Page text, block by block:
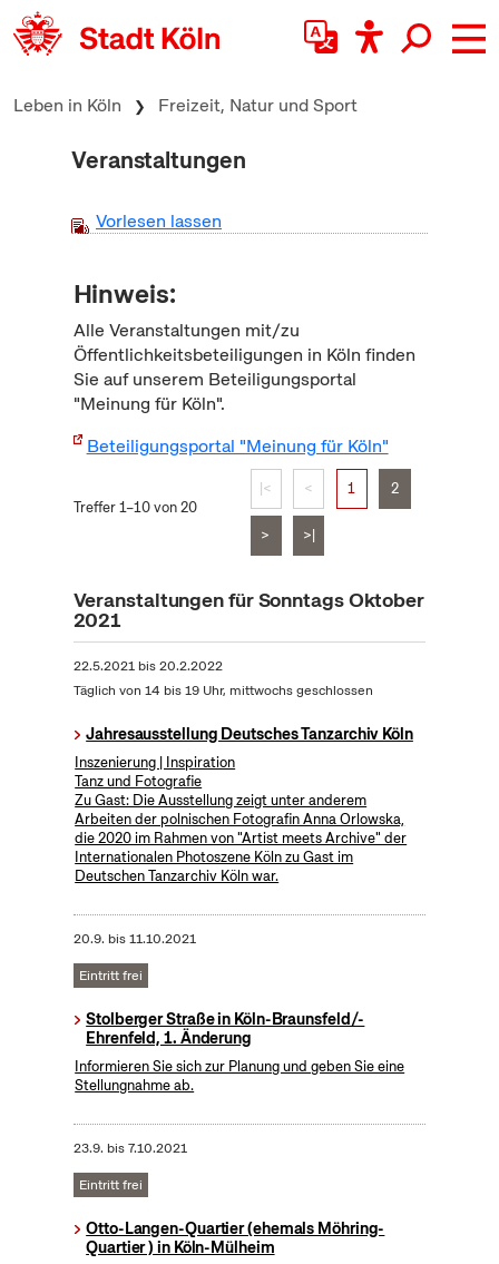
zum Inhalt springen
Leben in Köln Freizeit, Natur und Sport
Veranstaltungen
Vorlesen lassen
Hinweis:
Alle Veranstaltungen mit/zu
Öffentlichkeitsbeteiligungen in Köln finden
Sie auf unserem Beteiligungsportal
"Meinung für Köln".
Beteiligungsportal "Meinung für Köln"
Treffer 1–10 von 20
|< < 1 2
> >|
Veranstaltungen für Sonntags Oktober
2021
22.5.2021bis20.2.2022
Täglich von 14 bis 19 Uhr, mittwochs geschlossen
Jahresausstellung Deutsches Tanzarchiv Köln
Inszenierung | Inspiration
Tanz und Fotografie
Zu Gast: Die Ausstellung zeigt unter anderem
Arbeiten der polnischen Fotografin Anna Orlowska,
die 2020 im Rahmen von "Artist meets Archive" der
Internationalen Photoszene Köln zu Gast im
Deutschen Tanzarchiv Köln war.
20.9. bis11.10.2021
Eintritt frei
Stolberger Straße in Köln-Braunsfeld/-
Ehrenfeld, 1. Änderung
Informieren Sie sich zur Planung und geben Sie eine
Stellungnahme ab.
23.9. bis7.10.2021
Eintritt frei
Otto-Langen-Quartier (ehemals Möhring-
Quartier ) in Köln-Mülheim